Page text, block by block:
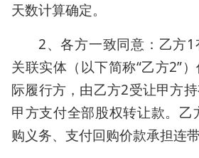
天数计算确定。
2、各方一致同意：乙方
关联实体（以下简称“乙方2”
际履行方，由乙方2受让甲方
甲方支付全部股权转让款。乙
购义务、支付回购价款承担连带